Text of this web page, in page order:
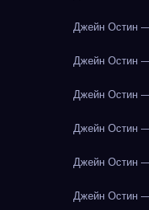
Джейн Остин
Джейн Остин
Джейн Остин
Джейн Остин
Джейн Остин
Джейн Остин